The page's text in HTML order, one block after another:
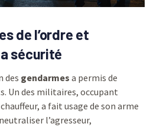
de l’ordre et
sécurité
des gendarmes a permis de
Un des militaires, occupant
a fait usage de son arme
l’agresseur,